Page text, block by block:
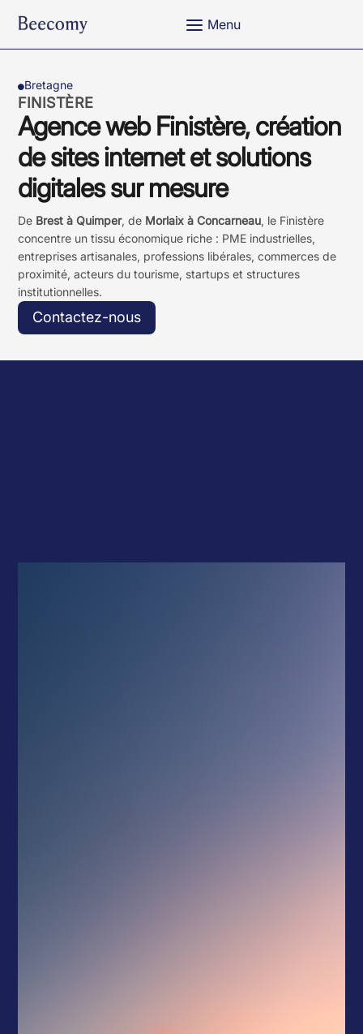
a Menu
Bretagne
FINISTÈRE
Agence web Finistère, création
de sites internet et solutions
digitales sur mesure
De Brest à Quimper, de Morlaix à Concarneau, le Finistère
concentre un tissu économique riche : PME industrielles,
entreprises artisanales, professions libérales, commerces de
proximité, acteurs du tourisme, startups et structures
institutionnelles.
Contactez-nous